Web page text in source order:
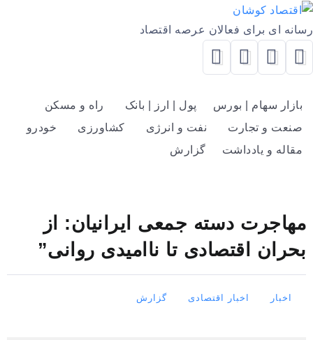
رسانه ای برای فعالان عرصه اقتصاد
بازار سهام | بورس پول | ارز | بانک
راه و مسکن
صنعت و تجارت
نفت و انرژی کشاورزی
خودرو
مقاله و یادداشت
گزارش
مهاجرت دسته جمعی ایرانیان: از
بحران اقتصادی تا ناامیدی روانی”
اخبار اخبار اقتصادی گزارش